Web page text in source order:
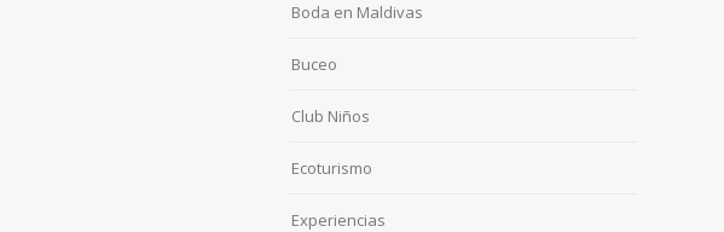
Boda en Maldivas
Buceo
Club Niños
Ecoturismo
Experiencias